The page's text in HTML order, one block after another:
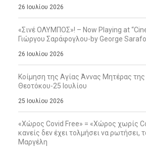
26 Ιουλίου 2026
«Σινέ ΟΛΥΜΠΟΣ»! – Now Playing at
Γιώργου Σαράφογλου-by George
26 Ιουλίου 2026
Κοίμηση της Αγίας Άννας Μητέρας
Θεοτόκου-25 Ιουλίου
25 Ιουλίου 2026
«Χώρος Covid Free» = «Χώρος χωρίς
κανείς δεν έχει τολμήσει να ρωτήσει,
Μαργέλη